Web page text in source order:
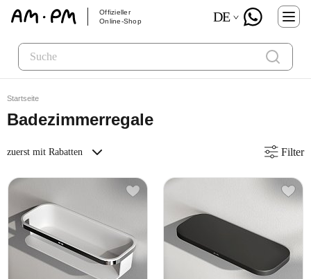
Offizieller
Online-Shop
DE
Startseite
Badezimmerregale
zuerst mit Rabatten Filter